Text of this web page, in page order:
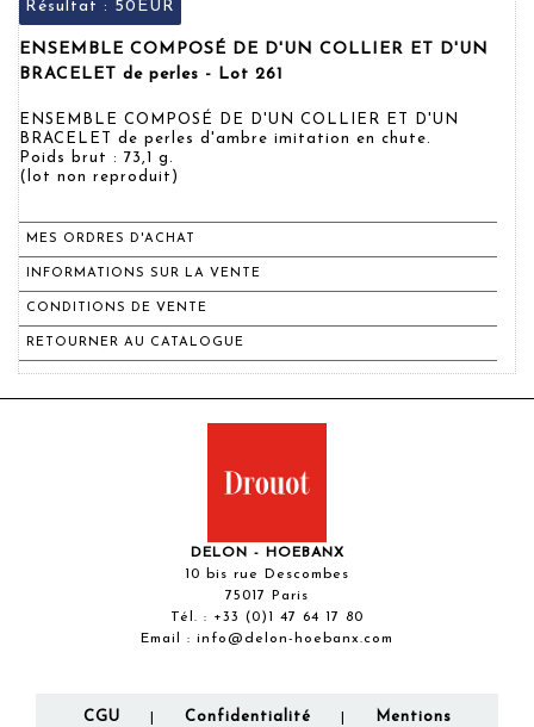
Résultat : 50EUR
ENSEMBLE COMPOSÉ DE D'UN COLLIER ET D'UN
BRACELET de perles - Lot 261
ENSEMBLE COMPOSÉ DE D'UN COLLIER ET D'UN
BRACELET de perles d'ambre imitation en chute.
Poids brut : 73,1 g.
(lot non reproduit)
MES ORDRES D'ACHAT
INFORMATIONS SUR LA VENTE
CONDITIONS DE VENTE
RETOURNER AU CATALOGUE
DELON - HOEBANX
10 bis rue Descombes
75017 Paris
Tél. : +33 (0)1 47 64 17 80
Email : info@delon-hoebanx.com
CGU Confidentialité Mentions